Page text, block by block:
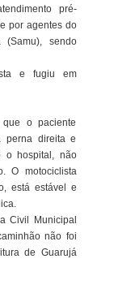
pré-
por agentes do
(Samu), sendo
e fugiu em
o paciente
perna direita e
o hospital, não
O motociclista
está estável e
Civil Municipal
não foi
de Guarujá